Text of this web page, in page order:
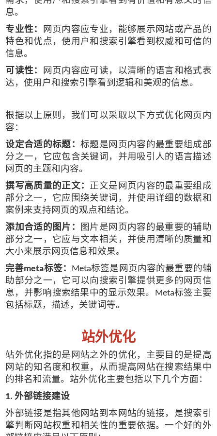
息。
专业性：
网页内容应专业，能够展示网站或产品的
特色和优点，使用户和搜索引擎看到权威和可信的
信息。
可读性：
网页内容应可读，以清晰的语言和格式表
达，使用户和搜索引擎看到逻辑和美观的信息。
根据以上原则，我们可以采取以下方式优化网页内
容：
设定合适的标题：标题是网页内容的最重要组成部
分之一，它应包含关键词，并用吸引人的语言描述
网页的主题和内容。
撰写高质量的正文： 正文是网页内容的最重要组成
部分之一，它应围绕关键词，并使用详细的数据和
案例来支持网页的观点和结论。
添加合适的图片：
图片是网页内容的最重要的辅助
部分之一，它应与文本相关，并使用清晰的质量和
大小来展示网页信息和效果。
完善meta标签： Meta标签是网页内容的最重要的辅
助部分之一，它可以向搜索引擎提供更多的网页信
息，并影响搜索结果中的显示效果。
Meta标签主要
包括标题，描述，关键词等。
站外优化
站外优化指的是网站之外的优化，主要目的是提高
网站的知名度和权重，从而提高网站在搜索结果中
的排名和流量。站外优化主要包括以下几个方面：
1.外部链接建设
外部链接是指其他网站到本网站的链接，是搜索引
擎判断网站权重和相关性的重要依据。一个好的外